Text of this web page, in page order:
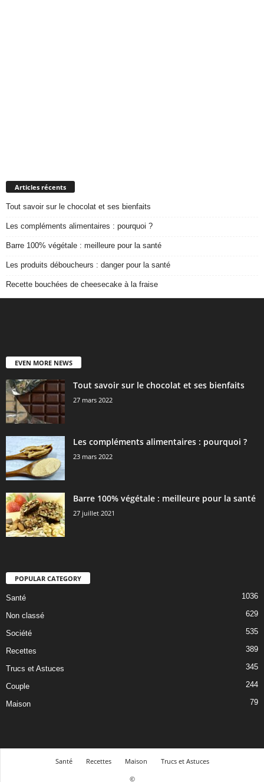
Articles récents
Tout savoir sur le chocolat et ses bienfaits
Les compléments alimentaires : pourquoi ?
Barre 100% végétale : meilleure pour la santé
Les produits déboucheurs : danger pour la santé
Recette bouchées de cheesecake à la fraise
EVEN MORE NEWS
Tout savoir sur le chocolat et ses bienfaits
27 mars 2022
Les compléments alimentaires : pourquoi ?
23 mars 2022
Barre 100% végétale : meilleure pour la santé
27 juillet 2021
POPULAR CATEGORY
Santé 1036
Non classé 629
Société 535
Recettes 389
Trucs et Astuces 345
Couple 244
Maison 79
Santé Recettes Maison
Trucs et Astuces
©